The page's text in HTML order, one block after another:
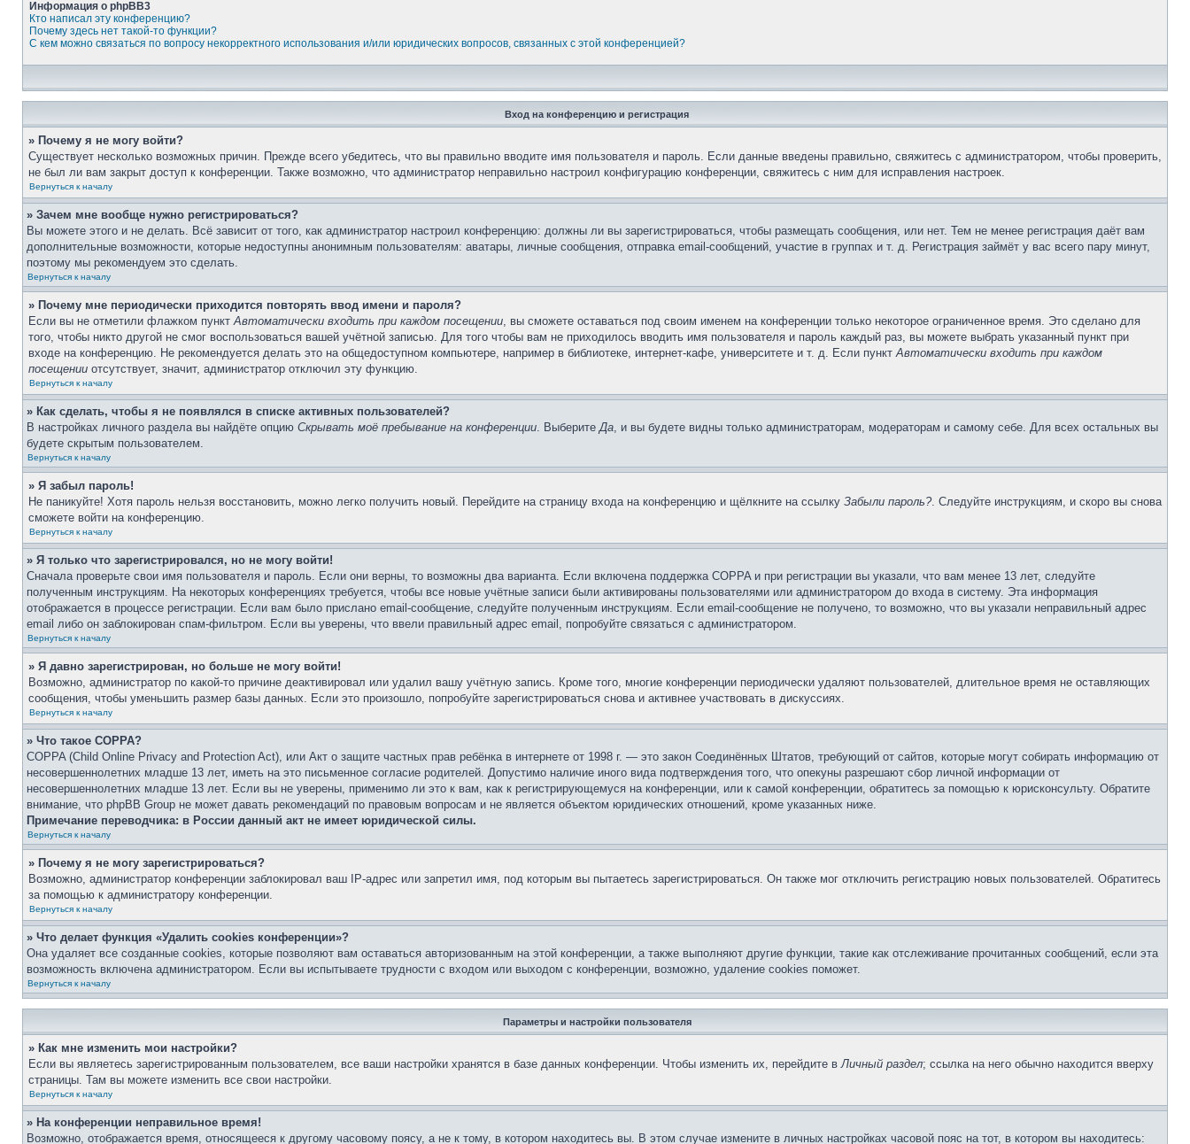
Информация о phpBB3
Кто написал эту конференцию?
Почему здесь нет такой-то функции?
С кем можно связаться по вопросу некорректного использования и/или юридических вопросов, связанных с этой конференцией?
Вход на конференцию и регистрация
» Почему я не могу войти?
Существует несколько возможных причин. Прежде всего убедитесь, что вы правильно вводите имя пользователя и пароль. Если данные введены правильно, свяжитесь с администратором, чтобы проверить,
не был ли вам закрыт доступ к конференции. Также возможно, что администратор неправильно настроил конфигурацию конференции, свяжитесь с ним для исправления настроек.
Вернуться к началу
» Зачем мне вообще нужно регистрироваться?
Вы можете этого и не делать. Всё зависит от того, как администратор настроил конференцию: должны ли вы зарегистрироваться, чтобы размещать сообщения, или нет. Тем не менее регистрация даёт вам
дополнительные возможности, которые недоступны анонимным пользователям: аватары, личные сообщения, отправка email-сообщений, участие в группах и т. д. Регистрация займёт у вас всего пару минут,
поэтому мы рекомендуем это сделать.
Вернуться к началу
» Почему мне периодически приходится повторять ввод имени и пароля?
Если вы не отметили флажком пунктАвтоматически входить при каждом посещении, вы сможете оставаться под своим именем на конференции только некоторое ограниченное время. Это сделано для
того, чтобы никто другой не смог воспользоваться вашей учётной записью. Для того чтобы вам не приходилось вводить имя пользователя и пароль каждый раз, вы можете выбрать указанный пункт при
входе на конференцию. Не рекомендуется делать это на общедоступном компьютере, например в библиотеке, интернет-кафе, университете и т. д. Если пунктАвтоматически входить при каждом
посещении отсутствует, значит, администратор отключил эту функцию.
Вернуться к началу
» Как сделать, чтобы я не появлялся в списке активных пользователей?
В настройках личного раздела вы найдёте опцию Скрывать моё пребывание на конференции. ВыберитеДа, и вы будете видны только администраторам, модераторам и самому себе. Для всех остальных вы
будете скрытым пользователем.
Вернуться к началу
» Я забыл пароль!
Не паникуйте! Хотя пароль нельзя восстановить, можно легко получить новый. Перейдите на страницу входа на конференцию и щёлкните на ссылку Забыли пароль?. Следуйте инструкциям, и скоро вы снова
сможете войти на конференцию.
Вернуться к началу
» Я только что зарегистрировался, но не могу войти!
Сначала проверьте свои имя пользователя и пароль. Если они верны, то возможны два варианта. Если включена поддержка COPPA и при регистрации вы указали, что вам менее 13 лет, следуйте
полученным инструкциям. На некоторых конференциях требуется, чтобы все новые учётные записи были активированы пользователями или администратором до входа в систему. Эта информация
отображается в процессе регистрации. Если вам было прислано email-сообщение, следуйте полученным инструкциям. Если email-сообщение не получено, то возможно, что вы указали неправильный адрес
email либо он заблокирован спам-фильтром. Если вы уверены, что ввели правильный адрес email, попробуйте связаться с администратором.
Вернуться к началу
» Я давно зарегистрирован, но больше не могу войти!
Возможно, администратор по какой-то причине деактивировал или удалил вашу учётную запись. Кроме того, многие конференции периодически удаляют пользователей, длительное время не оставляющих
сообщения, чтобы уменьшить размер базы данных. Если это произошло, попробуйте зарегистрироваться снова и активнее участвовать в дискуссиях.
Вернуться к началу
» Что такое COPPA?
COPPA (Child Online Privacy and Protection Act), или Акт о защите частных прав ребёнка в интернете от 1998 г. — это закон Соединённых Штатов, требующий от сайтов, которые могут собирать информацию от
несовершеннолетних младше 13 лет, иметь на это письменное согласие родителей. Допустимо наличие иного вида подтверждения того, что опекуны разрешают сбор личной информации от
несовершеннолетних младше 13 лет. Если вы не уверены, применимо ли это к вам, как к регистрирующемуся на конференции, или к самой конференции, обратитесь за помощью к юрисконсульту. Обратите
внимание, что phpBB Group не может давать рекомендаций по правовым вопросам и не является объектом юридических отношений, кроме указанных ниже.
Примечание переводчика: в России данный акт не имеет юридической силы.
Вернуться к началу
» Почему я не могу зарегистрироваться?
Возможно, администратор конференции заблокировал ваш IP-адрес или запретил имя, под которым вы пытаетесь зарегистрироваться. Он также мог отключить регистрацию новых пользователей. Обратитесь
за помощью к администратору конференции.
Вернуться к началу
» Что делает функция «Удалить cookies конференции»?
Она удаляет все созданные cookies, которые позволяют вам оставаться авторизованным на этой конференции, а также выполняют другие функции, такие как отслеживание прочитанных сообщений, если эта
возможность включена администратором. Если вы испытываете трудности с входом или выходом с конференции, возможно, удаление cookies поможет.
Вернуться к началу
Параметры и настройки пользователя
» Как мне изменить мои настройки?
Если вы являетесь зарегистрированным пользователем, все ваши настройки хранятся в базе данных конференции. Чтобы изменить их, перейдите вЛичный раздел; ссылка на него обычно находится вверху
страницы. Там вы можете изменить все свои настройки.
Вернуться к началу
» На конференции неправильное время!
Возможно, отображается время, относящееся к другому часовому поясу, а не к тому, в котором находитесь вы. В этом случае измените в личных настройках часовой пояс на тот, в котором вы находитесь: